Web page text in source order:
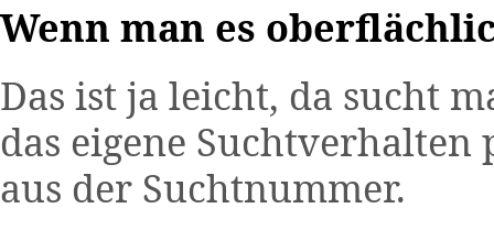
Wenn man es
Das ist ja leicht, da sucht
das eigene Suchtverhalten
aus der Suchtnummer.